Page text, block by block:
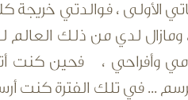
الأولى ، فوالدتي خريجة
لدي من ذلك العالم
وأفراحي ، فحين كنت
... في تلك الفترة كنت